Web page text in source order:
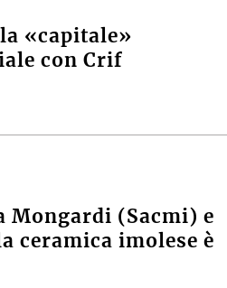
«capitale»
con Crif
Mongardi (Sacmi) e
ceramica imolese è